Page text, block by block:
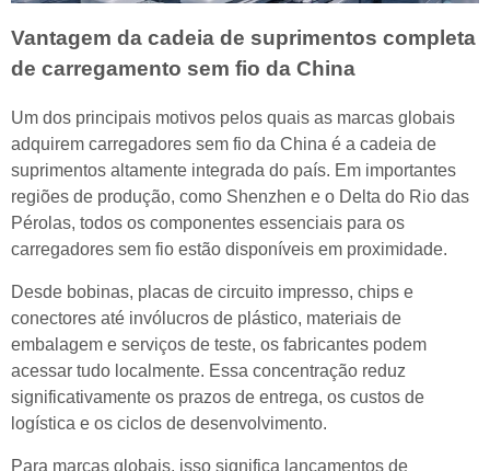
Vantagem da cadeia de suprimentos completa
de carregamento sem fio da China
Um dos principais motivos pelos quais as marcas globais
adquirem carregadores sem fio da China é a cadeia de
suprimentos altamente integrada do país. Em importantes
regiões de produção, como Shenzhen e o Delta do Rio das
Pérolas, todos os componentes essenciais para os
carregadores sem fio estão disponíveis em proximidade.
Desde bobinas, placas de circuito impresso, chips e
conectores até invólucros de plástico, materiais de
embalagem e serviços de teste, os fabricantes podem
acessar tudo localmente. Essa concentração reduz
significativamente os prazos de entrega, os custos de
logística e os ciclos de desenvolvimento.
Para marcas globais, isso significa lançamentos de